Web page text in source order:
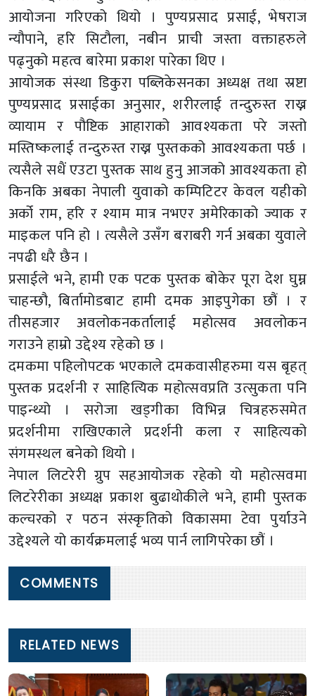
आयोजना गरिएको थियो । पुण्यप्रसाद प्रसाई, भेषराज
न्यौपाने, हरि सिटौला, नबीन प्राची जस्ता वक्ताहरुले
पढ्नुको महत्व बारेमा प्रकाश पारेका थिए ।
आयोजक संस्था डिकुरा पब्लिकेसनका अध्यक्ष तथा स्रष्टा
पुण्यप्रसाद प्रसाईका अनुसार, शरीरलाई तन्दुरुस्त राख्न
व्यायाम र पौष्टिक आहाराको आवश्यकता परे जस्तो
मस्तिष्कलाई तन्दुरुस्त राख्न पुस्तकको आवश्यकता पर्छ ।
त्यसैले सधैं एउटा पुस्तक साथ हुनु आजको आवश्यकता हो
किनकि अबका नेपाली युवाको कम्पिटिटर केवल यहीको
अर्को राम, हरि र श्याम मात्र नभएर अमेरिकाको ज्याक र
माइकल पनि हो । त्यसैले उसँग बराबरी गर्न अबका युवाले
नपढी धरै छैन ।
प्रसाईले भने, हामी एक पटक पुस्तक बोकेर पूरा देश घुम्न
चाहन्छौ, बिर्तामोडबाट हामी दमक आइपुगेका छौं । र
तीसहजार अवलोकनकर्तालाई महोत्सव अवलोकन
गराउने हाम्रो उद्देश्य रहेको छ ।
दमकमा पहिलोपटक भएकाले दमकवासीहरुमा यस बृहत्
पुस्तक प्रदर्शनी र साहित्यिक महोत्सवप्रति उत्सुकता पनि
पाइन्थ्यो । सरोजा खड्गीका विभिन्न चित्रहरुसमेत
प्रदर्शनीमा राखिएकाले प्रदर्शनी कला र साहित्यको
संगमस्थल बनेको थियो ।
नेपाल लिटरेरी ग्रुप सहआयोजक रहेको यो महोत्सवमा
लिटरेरीका अध्यक्ष प्रकाश बुढाथोकीले भने, हामी पुस्तक
कल्चरको र पठन संस्कृतिको विकासमा टेवा पुर्याउने
उद्देश्यले यो कार्यक्रमलाई भव्य पार्न लागिपरेका छौं ।
COMMENTS
RELATED NEWS